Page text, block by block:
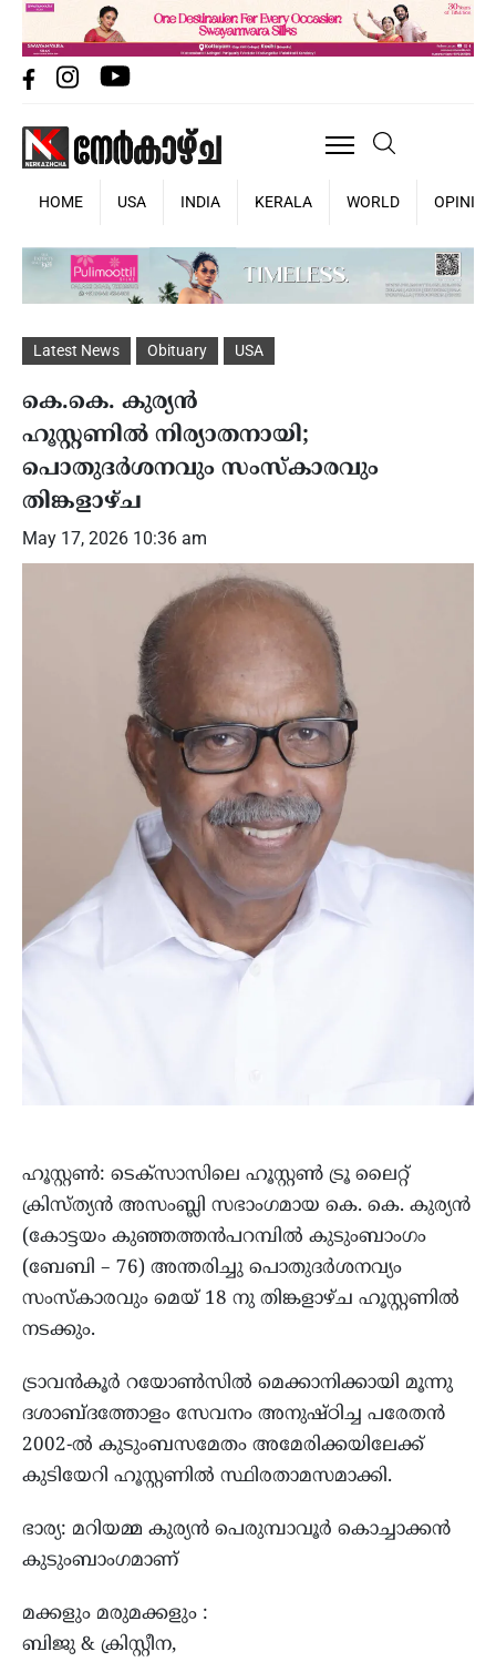
HOME USA INDIA KERALA WORLD OPINION
Latest News Obituary USA
കെ.കെ. കുര്യൻ
ഹൂസ്റ്റണിൽ നിര്യാതനായി;
പൊതുദർശനവും സംസ്കാരവും
തിങ്കളാഴ്ച
May 17, 2026 10:36 am
ഹൂസ്റ്റൺ: ടെക്സാസിലെ ഹൂസ്റ്റൺ ട്രൂ ലൈറ്റ്
ക്രിസ്ത്യൻ അസംബ്ലി സഭാംഗമായ കെ. കെ. കുര്യൻ
(കോട്ടയം കുഞ്ഞത്തൻപറമ്പിൽ കുടുംബാംഗം
(ബേബി – 76) അന്തരിച്ചു പൊതുദർശനവ്യം
സംസ്കാരവും മെയ് 18 നു തിങ്കളാഴ്ച ഹൂസ്റ്റണിൽ
നടക്കും.
ട്രാവൻകൂർ റയോൺസിൽ മെക്കാനിക്കായി മൂന്നു
ദശാബ്ദത്തോളം സേവനം അനുഷ്ഠിച്ച പരേതൻ
2002-ൽ കുടുംബസമേതം അമേരിക്കയിലേക്ക്
കുടിയേറി ഹൂസ്റ്റണിൽ സ്ഥിരതാമസമാക്കി.
ഭാര്യ: മറിയമ്മ കുര്യൻ പെരുമ്പാവൂർ കൊച്ചാക്കൻ
കുടുംബാംഗമാണ്
മക്കളും മരുമക്കളും :
ബിജു & ക്രിസ്റ്റീന,